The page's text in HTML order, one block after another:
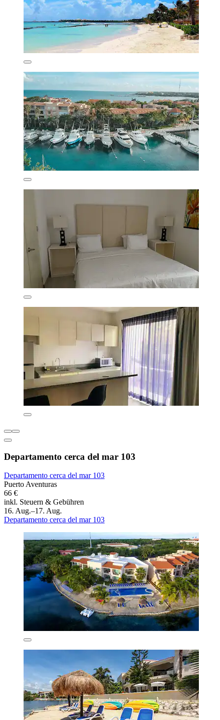
Departamento cerca del mar 103
Departamento cerca del mar 103
Puerto Aventuras
66 €
inkl. Steuern & Gebühren
16. Aug.–17. Aug.
Departamento cerca del mar 103